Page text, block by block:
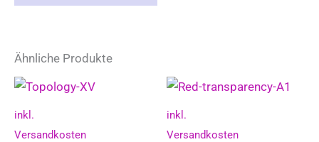
Ähnliche Produkte
inkl.
Versandkosten
inkl.
Versandkosten